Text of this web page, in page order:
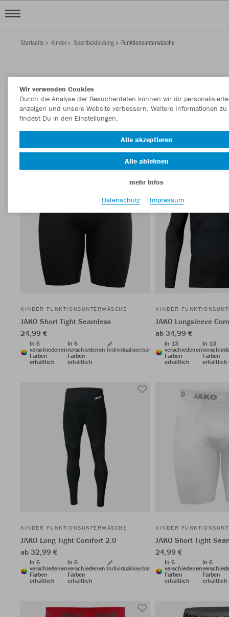
Startseite Kinder Sportbekleidung Funktionsunterwäsche
KINDER
FUNKTIONSUNTERWÄSCHE
Filter anzeigen Sortieren nach
KINDER FUNKTIONSUNTERWÄSCHE
JAKO Short Tight Seamless
24,99 €
In 6
verschiedenen
Farben
erhältlich
In 6
verschiedenen
Farben
erhältlich
Individualisierbar
KINDER
JAKO Longsleeve
ab 34,99 €
In 13
verschiedenen
Farben
erhältlich
In 13
Farben
erhältlich
KINDER FUNKTIONSUNTERWÄSCHE
JAKO Long Tight Comfort 2.0
ab 32,99 €
In 6
verschiedenen
Farben
erhältlich
In 6
verschiedenen
Farben
erhältlich
Individualisierbar
KINDER
JAKO Short Tight
24,99 €
In 6
verschiedenen
Farben
erhältlich
In 6
Farben
erhältlich
Wir verwenden Cookies
Durch die Analyse der Besucherdaten können wir dir
anzeigen und unsere Website verbessern. Weitere Informationen zu
findest Du in den Einstellungen.
Alle akzeptieren
Alle ablehnen
mehr Infos
Datenschutz
Impressum